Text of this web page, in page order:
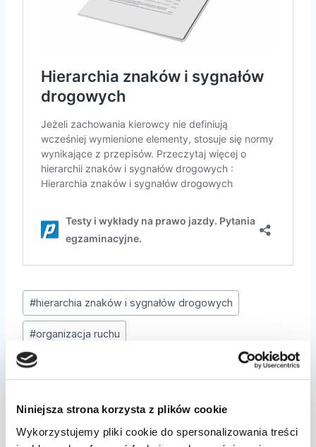
Niniejsza strona korzysta z plików cookie
Wykorzystujemy pliki cookie do spersonalizowania treści
Tagi
wpisu:
#hierarchia znaków i sygnałów drogowych
#organizacja ruchu
Nawigacja
wpisu
POPRZEDNI
Pojazd specjalny
NASTĘPNY
Szczególna